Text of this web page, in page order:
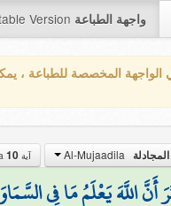
Version واجهة الطباعة
الواجهة المخصصة للطباعة ،
المجادلة آية Aya 10
أَنَّ اللَّهَ يَعْلَمُ مَا فِي